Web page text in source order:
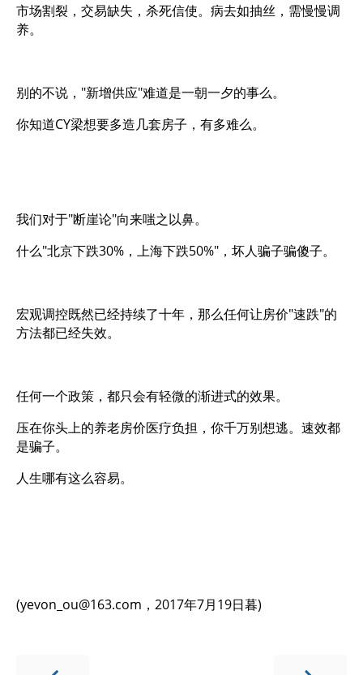
市场割裂，交易缺失，杀死信使。病去如抽丝，需慢慢调
养。
别的不说，"新增供应"难道是一朝一夕的事么。
你知道CY梁想要多造几套房子，有多难么。
我们对于"断崖论"向来嗤之以鼻。
什么"北京下跌30%，上海下跌50%"，坏人骗子骗傻子。
宏观调控既然已经持续了十年，那么任何让房价"速跌"的
方法都已经失效。
任何一个政策，都只会有轻微的渐进式的效果。
压在你头上的养老房价医疗负担，你千万别想逃。速效都
是骗子。
人生哪有这么容易。
(yevon_ou@163.com ，2017年7月19日暮)